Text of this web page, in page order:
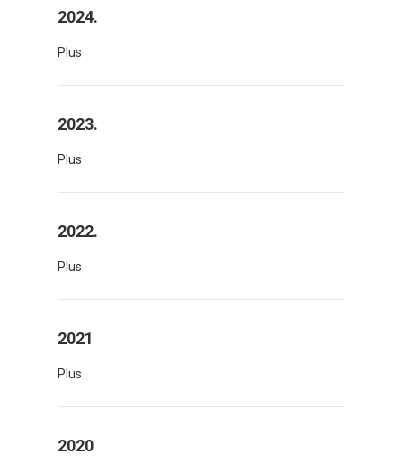
2024.
Plus
2023.
Plus
2022.
Plus
2021
Plus
2020